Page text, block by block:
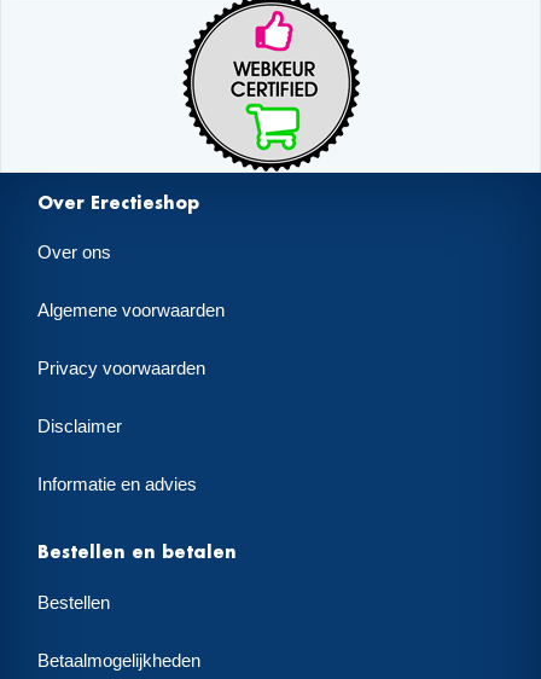
Over Erectieshop
Over ons
Algemene voorwaarden
Privacy voorwaarden
Disclaimer
Informatie en advies
Bestellen en betalen
Bestellen
Betaalmogelijkheden